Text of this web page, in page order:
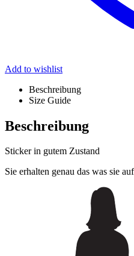
Add to wishlist
Beschreibung
Size Guide
Beschreibung
Sticker in gutem Zustand
Sie erhalten genau das was sie